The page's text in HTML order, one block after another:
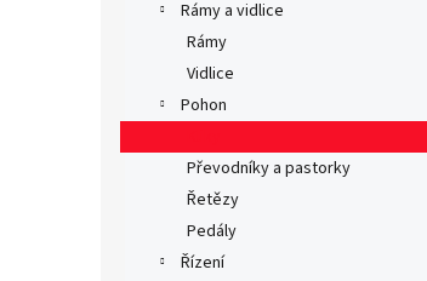
Rámy a vidlice
Rámy
Vidlice
Pohon
Převodníky a pastorky
Řetězy
Pedály
Řízení